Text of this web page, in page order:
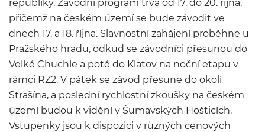
republiky. Závodní program trvá od 17. do 20. října,
přičemž na českém území se bude závodit ve
dnech 17. a 18. října. Slavnostní zahájení proběhne u
Pražského hradu, odkud se závodníci přesunou do
Velké Chuchle a poté do Klatov na noční etapu v
rámci RZ2. V pátek se závod přesune do okolí
Strašína, a poslední rychlostní zkoušky na českém
území budou k vidění v Šumavských Hošticích.
Vstupenky jsou k dispozici v různých cenových